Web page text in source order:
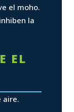
el moho.
la
EL
aire.